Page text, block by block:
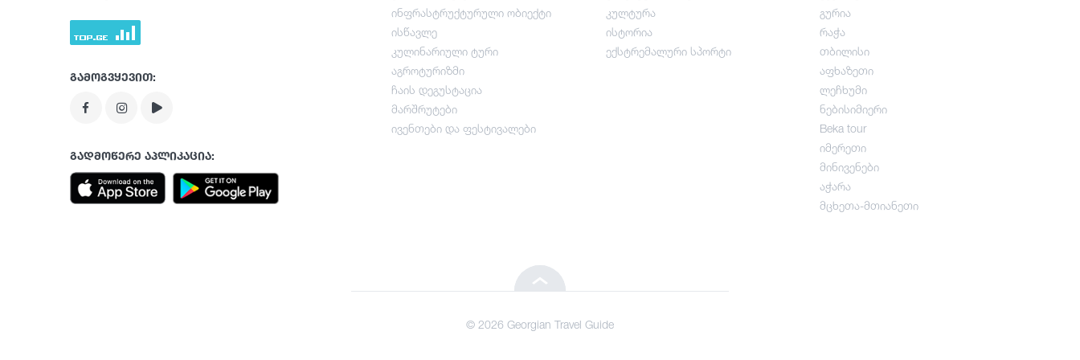
გართობა / ვაჭრობა
ისწავლე
ჩაის დეგუსტაცია
ინფრასტრუქტურული ობიექტი
ისწავლე
კულინარიული ტური
აგროტურიზმი
ჩაის დეგუსტაცია
მარშრუტები
ივენთები და ფესტივალები
კულტურა
ისტორია
ექსტრემალური სპორტი
გურია
რაჭა
თბილისი
აფხაზეთი
ლეჩხუმი
ნებისიმიერი
Beka tour
იმერეთი
მინივენები
აჭარა
მცხეთა-მთიანეთი
გამოგვყევით:
გადმოწერე აპლიკაცია:
© 2026 Georgian Travel Guide